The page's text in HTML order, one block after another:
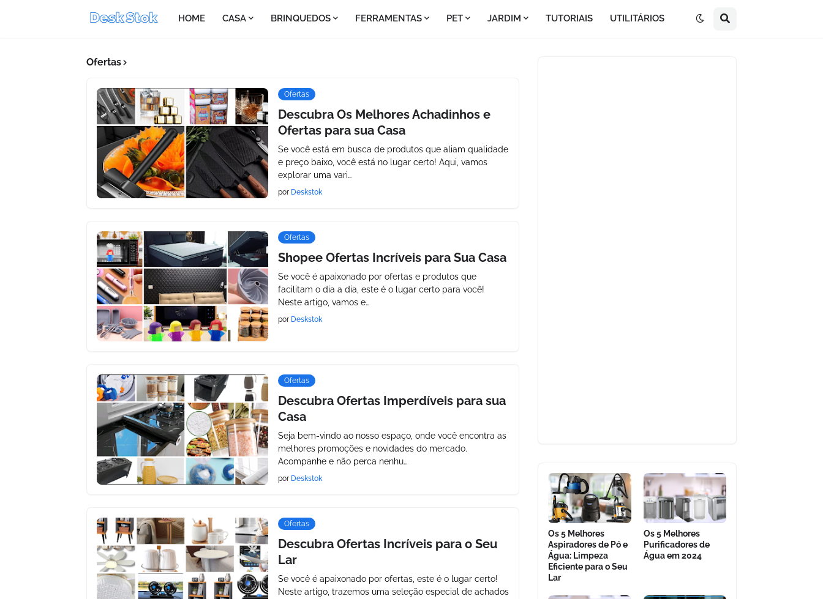
HOME CASA BRINQUEDOS FERRAMENTAS PET JARDIM TUTORIAIS UTILITÁRIOS
Ofertas
Ofertas
Descubra Os Melhores Achadinhos e
Ofertas para sua Casa
Se você está em busca de produtos que aliam qualidade
e preço baixo, você está no lugar certo! Aqui, vamos
explorar uma vari…
por Deskstok
Ofertas
Shopee Ofertas Incríveis para Sua Casa
Se você é apaixonado por ofertas e produtos que
facilitam o dia a dia, este é o lugar certo para você!
Neste artigo, vamos e…
por Deskstok
Ofertas
Descubra Ofertas Imperdíveis para sua
Casa
Seja bem-vindo ao nosso espaço, onde você encontra as
melhores promoções e novidades do mercado.
Acompanhe e não perca nenhu…
por Deskstok
Ofertas
Descubra Ofertas Incríveis para o Seu
Lar
Se você é apaixonado por ofertas, este é o lugar certo!
Neste artigo, trazemos uma seleção especial de achados
Os 5 Melhores
Aspiradores de Pó e
Água: Limpeza
Eficiente para o Seu
Lar
Os 5 Melhores
Purificadores de
Água em 2024